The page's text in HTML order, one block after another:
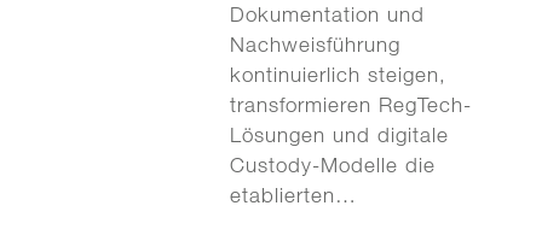
Dokumentation und
Nachweisführung
kontinuierlich steigen,
transformieren RegTech-
Lösungen und digitale
Custody-Modelle die
etablierten…